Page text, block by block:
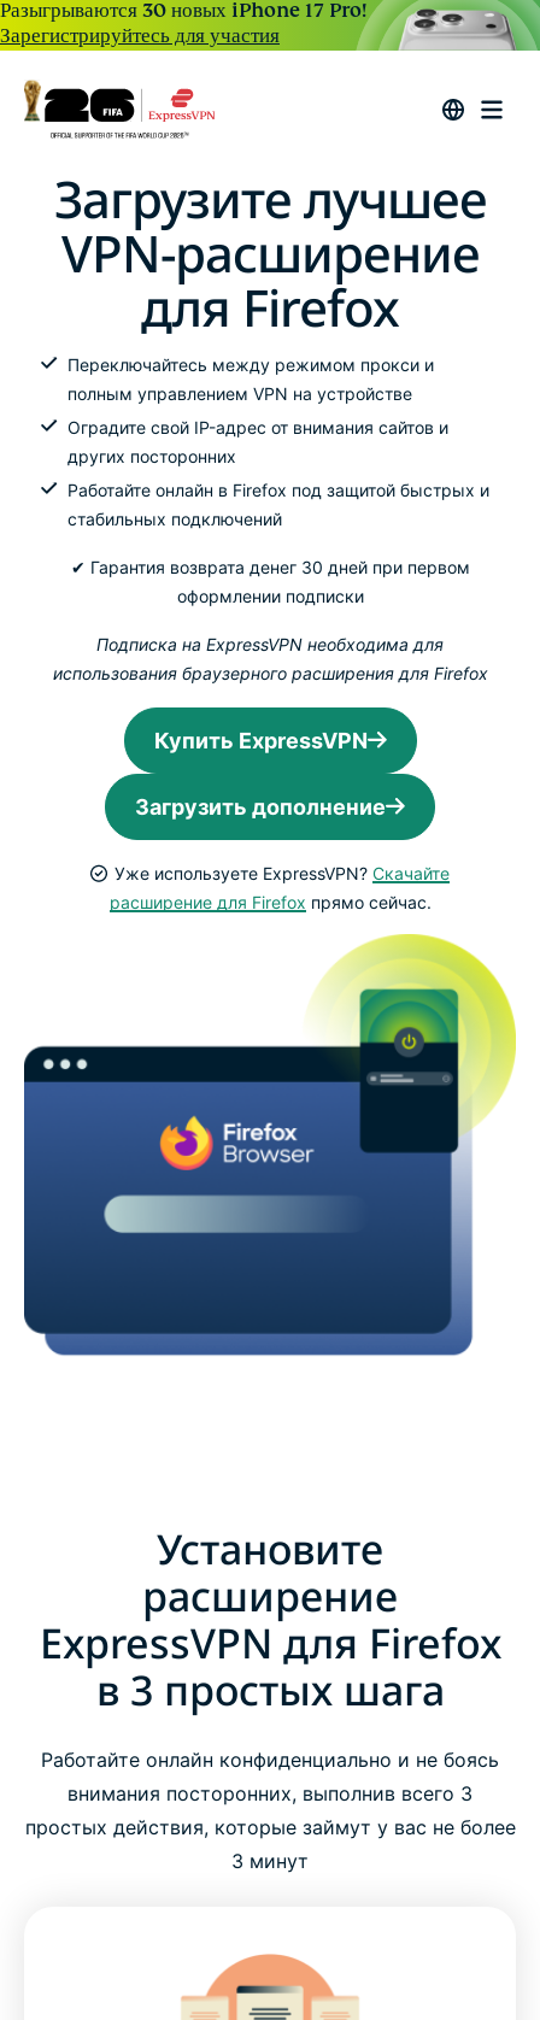
Разыгрываются 30 новых iPhone 17 Pro!
Зарегистрируйтесь для участия
Загрузите лучшее
VPN-расширение
для Firefox
Переключайтесь между режимом прокси и
полным управлением VPN на устройстве
Оградите свой IP-адрес от внимания сайтов и
других посторонних
Работайте онлайн в Firefox под защитой быстрых и
стабильных подключений
✔ Гарантия возврата денег 30 дней при первом
оформлении подписки
Подписка на ExpressVPN необходима для
использования браузерного расширения для Firefox
Купить ExpressVPN
Загрузить дополнение
Уже используете ExpressVPN? Скачайте
расширение для Firefox прямо сейчас.
Установите
расширение
ExpressVPN для Firefox
в 3 простых шага
Работайте онлайн конфиденциально и не боясь
внимания посторонних, выполнив всего 3
простых действия, которые займут у вас не более
3 минут